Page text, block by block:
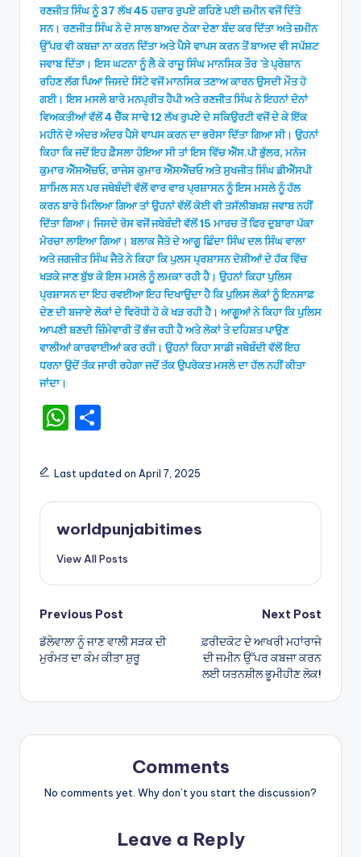
ਰਣਜੀਤ ਸਿੰਘ ਨੂੰ 37 ਲੱਖ 45 ਹਜ਼ਾਰ ਰੁਪਏ ਗਹਿਣੇ ਪਈ ਜ਼ਮੀਨ ਵਜੋਂ ਦਿੱਤੇ
ਸਨ। ਰਣਜੀਤ ਸਿੰਘ ਨੇ ਦੋ ਸਾਲ ਬਾਅਦ ਠੇਕਾ ਦੇਣਾ ਬੰਦ ਕਰ ਦਿੱਤਾ ਅਤੇ ਜ਼ਮੀਨ
ਉੱਪਰ ਵੀ ਕਬਜ਼ਾ ਨਾ ਕਰਨ ਦਿੱਤਾ ਅਤੇ ਪੈਸੇ ਵਾਪਸ ਕਰਨ ਤੋਂ ਬਾਅਦ ਵੀ ਸਪੱਸ਼ਟ
ਜਵਾਬ ਦਿੱਤਾ। ਇਸ ਘਟਨਾ ਨੂੰ ਲੈ ਕੇ ਰਾਜੂ ਸਿੰਘ ਮਾਨਸਿਕ ਤੌਰ ’ਤੇ ਪ੍ਰੇਸ਼ਾਨ
ਰਹਿਣ ਲੱਗ ਪਿਆ ਜਿਸਦੇ ਸਿੱਟੇ ਵਜੋਂ ਮਾਨਸਿਕ ਤਣਾਅ ਕਾਰਨ ਉਸਦੀ ਮੌਤ ਹੋ
ਗਈ। ਇਸ ਮਸਲੇ ਬਾਰੇ ਮਨਪ੍ਰੀਤ ਹੈਪੀ ਅਤੇ ਰਣਜੀਤ ਸਿੰਘ ਨੇ ਇਹਨਾਂ ਦੋਨਾਂ
ਵਿਅਕਤੀਆਂ ਵੱਲੋਂ 4 ਚੈੱਕ ਸਾਢੇ 12 ਲੱਖ ਰੁਪਏ ਦੇ ਸਕਿਉਰਟੀ ਵਜੋਂ ਦੇ ਕੇ ਇੱਕ
ਮਹੀਨੇ ਦੇ ਅੰਦਰ ਅੰਦਰ ਪੈਸੇ ਵਾਪਸ ਕਰਨ ਦਾ ਭਰੋਸਾ ਦਿੱਤਾ ਗਿਆ ਸੀ। ਉਹਨਾਂ
ਕਿਹਾ ਕਿ ਜਦੋਂ ਇਹ ਫ਼ੈਸਲਾ ਹੋਇਆ ਸੀ ਤਾਂ ਇਸ ਵਿੱਚ ਐੱਸ.ਪੀ ਭੁੱਲਰ, ਮਨੋਜ
ਕੁਮਾਰ ਐੱਸਐੱਚਓ, ਰਾਜੇਸ ਕੁਮਾਰ ਐੱਸਐੱਚਓ ਅਤੇ ਸੁਖਜੀਤ ਸਿੰਘ ਡੀਐੱਸਪੀ
ਸ਼ਾਮਿਲ ਸਨ ਪਰ ਜਥੇਬੰਦੀ ਵੱਲੋਂ ਵਾਰ ਵਾਰ ਪ੍ਰਸ਼ਾਸਨ ਨੂੰ ਇਸ ਮਸਲੇ ਨੂੰ ਹੱਲ
ਕਰਨ ਬਾਰੇ ਮਿਲਿਆ ਗਿਆ ਤਾਂ ਉਹਨਾਂ ਵੱਲੋਂ ਕੋਈ ਵੀ ਤਸੱਲੀਬਖ਼ਸ਼ ਜਵਾਬ ਨਹੀਂ
ਦਿੱਤਾ ਗਿਆ। ਜਿਸਦੇ ਰੋਸ ਵਜੋਂ ਜਥੇਬੰਦੀ ਵੱਲੋਂ 15 ਮਾਰਚ ਤੋਂ ਫਿਰ ਦੁਬਾਰਾ ਪੱਕਾ
ਮੋਰਚਾ ਲਾਇਆ ਗਿਆ। ਬਲਾਕ ਜੈਤੋ ਦੇ ਆਗੂ ਛਿੰਦਾ ਸਿੰਘ ਦਲ ਸਿੰਘ ਵਾਲਾ
ਅਤੇ ਜਗਜੀਤ ਸਿੰਘ ਜੈਤੋ ਨੇ ਕਿਹਾ ਕਿ ਪੁਲਸ ਪ੍ਰਸ਼ਾਸਨ ਦੋਸ਼ੀਆਂ ਦੇ ਹੱਕ ਵਿੱਚ
ਖੜਕੇ ਜਾਣ ਬੁੱਝ ਕੇ ਇਸ ਮਸਲੇ ਨੂੰ ਲਮਕਾ ਰਹੀ ਹੈ। ਉਹਨਾਂ ਕਿਹਾ ਪੁਲਿਸ
ਪ੍ਰਸ਼ਾਸਨ ਦਾ ਇਹ ਰਵਈਆ ਇਹ ਦਿਖਾਉਦਾ ਹੈ ਕਿ ਪੁਲਿਸ ਲੋਕਾਂ ਨੂੰ ਇਨਸਾਫ਼
ਦੇਣ ਦੀ ਬਜਾਏ ਲੋਕਾਂ ਦੇ ਵਿਰੋਧੀ ਹੋ ਕੇ ਖੜ ਰਹੀ ਹੈ। ਆਗੂਆਂ ਨੇ ਕਿਹਾ ਕਿ ਪੁਲਿਸ
ਆਪਣੀ ਬਣਦੀ ਜ਼ਿੰਮੇਵਾਰੀ ਤੋਂ ਭੱਜ ਰਹੀ ਹੈ ਅਤੇ ਲੋਕਾਂ ਤੇ ਦਹਿਸ਼ਤ ਪਾਉਣ
ਵਾਲੀਆਂ ਕਾਰਵਾਈਆਂ ਕਰ ਰਹੀ। ਉਹਨਾਂ ਕਿਹਾ ਸਾਡੀ ਜਥੇਬੰਦੀ ਵੱਲੋਂ ਇਹ
ਧਰਨਾ ਉਦੋਂ ਤੱਕ ਜਾਰੀ ਰਹੇਗਾ ਜਦੋਂ ਤੱਕ ਉਪਰੋਕਤ ਮਸਲੇ ਦਾ ਹੱਲ ਨਹੀਂ ਕੀਤਾ
ਜਾਂਦਾ।
W
a
ts
A
p
ar
e
Last updated on April 7, 2025
worldpunjabitimes
View All Posts
Post
navigation
Previous Post
ਡੱਲੇਵਾਲਾ ਨੂੰ ਜਾਣ ਵਾਲੀ ਸੜਕ ਦੀ
ਮੁਰੰਮਤ ਦਾ ਕੰਮ ਕੀਤਾ ਸ਼ੁਰੂ
Next Post
ਫ਼ਰੀਦਕੋਟ ਦੇ ਆਖਰੀ ਮਹਾਂਰਾਜੇ
ਦੀ ਜਮੀਨ ਉੱਪਰ ਕਬਜਾ ਕਰਨ
ਲਈ ਯਤਨਸ਼ੀਲ ਭੂਮੀਹੀਣ ਲੋਕ!
Comments
No comments yet. Why don’t you start the discussion?
Leave a Reply